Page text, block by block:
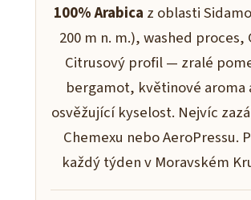
100% Arabica z oblasti
200 m n. m.), washed proces,
Citrusový profil — zralé
bergamot, květinové aroma
osvěžující kyselost. Nejvíc
Chemexu nebo AeroPressu.
každý týden v Moravském